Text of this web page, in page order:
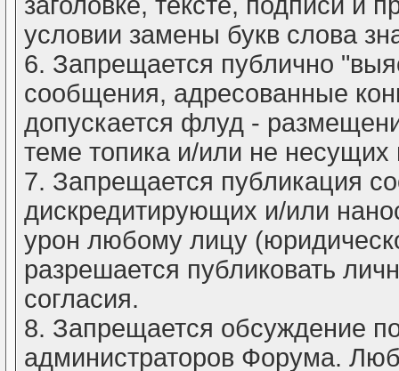
условии замены букв слова
6. Запрещается публично
сообщения, адресованные
допускается флуд -
теме топика и/или не
7. Запрещается публикация
дискредитирующих и/или
урон любому лицу
разрешается публиковать
согласия.
8. Запрещается обсуждение
администраторов Форума.